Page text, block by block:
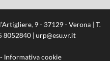
9 - 37129 - Verona | T.
8052840 | urp@esu.vr.it
- Informativa cookie